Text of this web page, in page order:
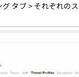
タブ > それぞれの